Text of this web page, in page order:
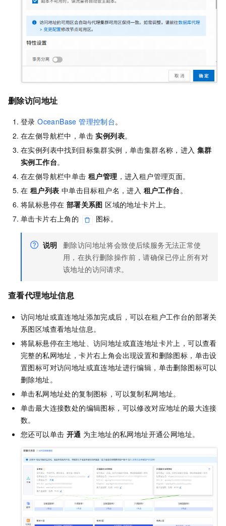
删除访问地址
登录OceanBase 管理控制台。
在左侧导航栏中，单击实例列表。
在实例列表中找到目标集群实例，单击集群名称，进入 集群
实例工作台。
在左侧导航栏中单击 租户管理 ，进入租户管理页面。
在 租户列表 中单击目标租户名，进入 租户工作台。
将鼠标悬停在 部署关系图 区域的地址卡片上。
单击卡片右上角的
图标。
说明 删除访问地址将会致使后续服务无法正常使
用，在执行删除操作前，请确保已停止所有对
该地址的访问请求。
查看代理地址信息
访问地址或直连地址添加完成后，可以在租户工作台的部署关
系图区域查看地址信息。
将鼠标悬停在主地址、访问地址或直连地址卡片上，可以查看
完整的私网地址，卡片右上角会出现设置和删除图标，单击设
置图标可对访问地址或直连地址进行编辑，单击删除图标可以
删除地址。
单击私网地址处的复制图标，可以复制私网地址。
单击最大连接数处的编辑图标，可以修改对应地址的最大连接
数。
您还可以单击 开通 为主地址的私网地址开通公网地址。